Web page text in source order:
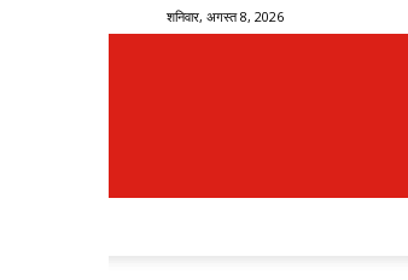
शनिवार, अगस्त 8, 2026